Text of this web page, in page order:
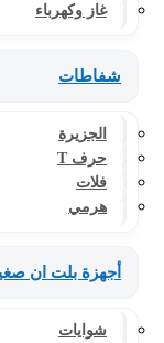
غاز وكهرباء
شفاطات
الجزيرة
حرف T
فلات
هرمي
أجهزة بلت ان
شوايات